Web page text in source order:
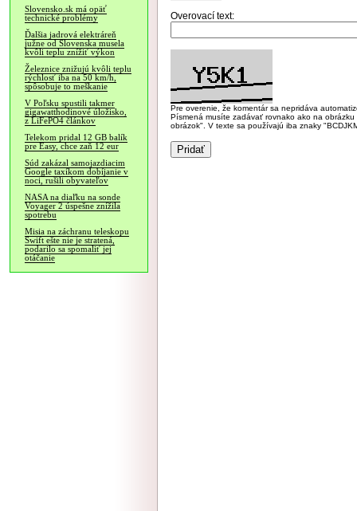
Slovensko.sk má opäť
technické problémy
Ďalšia jadrová elektráreň
južne od Slovenska musela
kvôli teplu znížiť výkon
Železnice znižujú kvôli teplu
rýchlosť iba na 50 km/h,
spôsobuje to meškanie
V Poľsku spustili takmer
gigawatthodinové úložisko,
z LiFePO4 článkov
Telekom pridal 12 GB balík
pre Easy, chce zaň 12 eur
Súd zakázal samojazdiacim
Google taxíkom dobíjanie v
noci, rušili obyvateľov
NASA na diaľku na sonde
Voyager 2 úspešne znížila
spotrebu
Misia na záchranu teleskopu
Swift ešte nie je stratená,
podarilo sa spomaliť jej
otáčanie
Overovací text:
Pre overenie, že komentár sa nepridáva
Písmená musíte zadávať rovnako ako na
obrázok". V texte sa používajú iba znaky